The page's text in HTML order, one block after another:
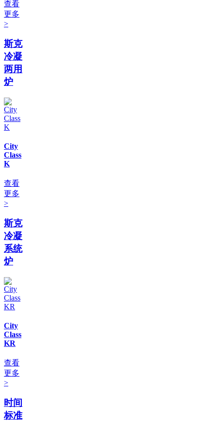
查看
更多
>
斯克
冷凝
两用
炉
City
Class
K
查看
更多
>
斯克
冷凝
系统
炉
City
Class
KR
查看
更多
>
时间
标准